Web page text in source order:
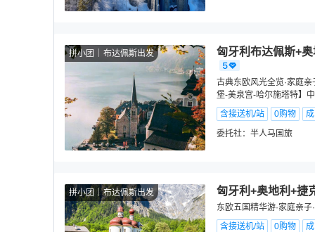
拼小团 布达佩斯出发 匈牙利布达佩斯+
古典东欧风光全览·家庭
堡-美泉宫-哈尔施塔特】
含接送机/站
0购物
委托社： 半人马国旅
拼小团 布达佩斯出发 匈牙利+奥地利+捷
东欧五国精华游·家庭亲
含接送机/站
0购物